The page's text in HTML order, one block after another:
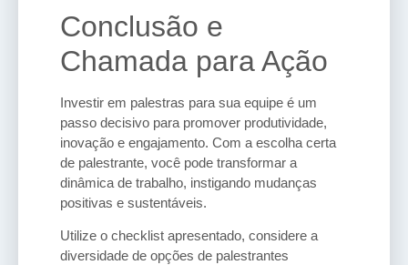
Conclusão e
Chamada para Ação
Investir em palestras para sua equipe é um
passo decisivo para promover produtividade,
inovação e engajamento. Com a escolha certa
de palestrante, você pode transformar a
dinâmica de trabalho, instigando mudanças
positivas e sustentáveis.
Utilize o checklist apresentado, considere a
diversidade de opções de palestrantes